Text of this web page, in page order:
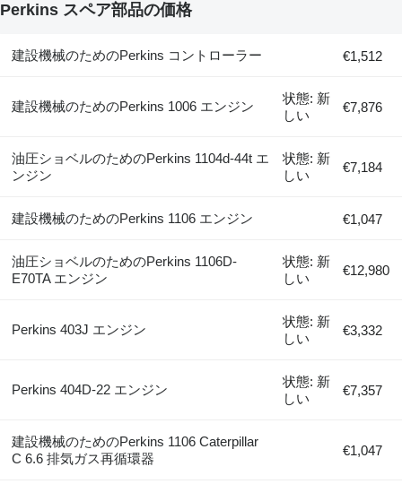
Perkins スペア部品の価格
建設機械のためのPerkins コントローラー €1,512
建設機械のためのPerkins 1006 エンジン
状態: 新
しい
€7,876
油圧ショベルのためのPerkins 1104d-44t エ
ンジン
状態: 新
しい
€7,184
建設機械のためのPerkins 1106 エンジン €1,047
油圧ショベルのためのPerkins 1106D-
E70TA エンジン
状態: 新
しい
€12,980
Perkins 403J エンジン
状態: 新
しい
€3,332
Perkins 404D-22 エンジン
状態: 新
しい
€7,357
建設機械のためのPerkins 1106 Caterpillar
C 6.6 排気ガス再循環器
€1,047